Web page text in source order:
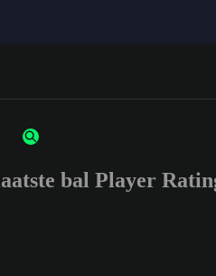
bal Player